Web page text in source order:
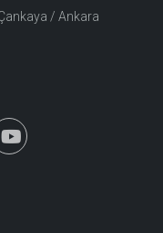
/ Ankara